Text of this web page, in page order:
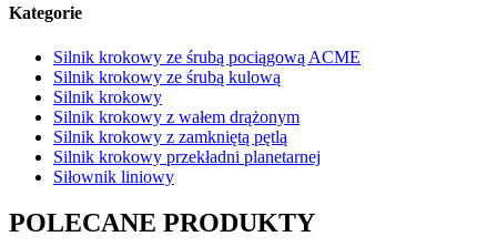
Kategorie
Silnik krokowy ze śrubą pociągową ACME
Silnik krokowy ze śrubą kulową
Silnik krokowy
Silnik krokowy z wałem drążonym
Silnik krokowy z zamkniętą pętlą
Silnik krokowy przekładni planetarnej
Siłownik liniowy
POLECANE PRODUKTY